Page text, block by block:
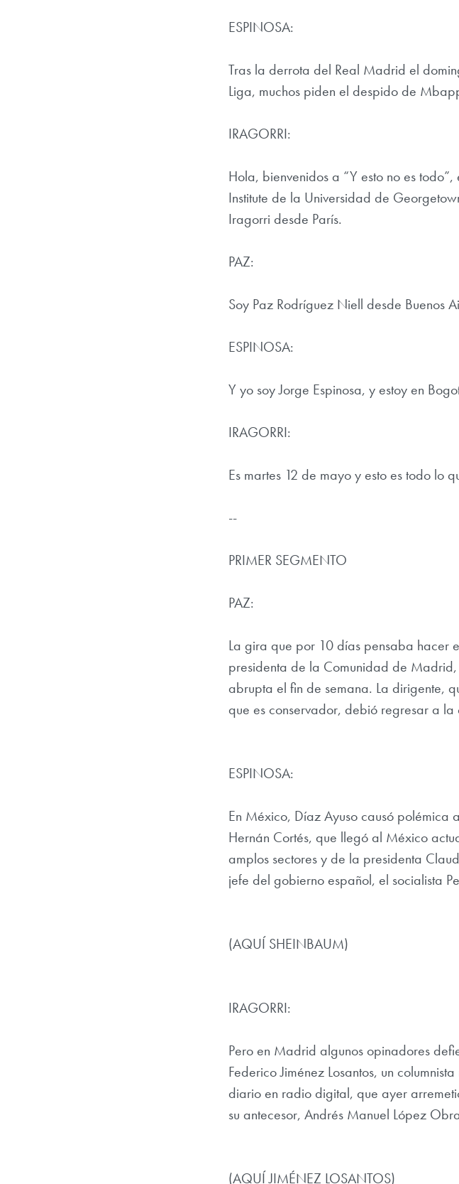
ESPINOSA:
Tras la derrota del Real Madrid el
Liga, muchos piden el despido de
IRAGORRI:
Hola, bienvenidos a “Y esto no es
Institute de la Universidad de
Iragorri desde París.
PAZ:
Soy Paz Rodríguez Niell desde Buenos
ESPINOSA:
Y yo soy Jorge Espinosa, y estoy en
IRAGORRI:
Es martes 12 de mayo y esto es todo lo
--
PRIMER SEGMENTO
PAZ:
La gira que por 10 días pensaba hacer
presidenta de la Comunidad de
abrupta el fin de semana. La dirigente,
que es conservador, debió regresar a
ESPINOSA:
En México, Díaz Ayuso causó polémica
Hernán Cortés, que llegó al México
amplos sectores y de la presidenta
jefe del gobierno español, el socialista
(AQUÍ SHEINBAUM)
IRAGORRI:
Pero en Madrid algunos opinadores
Federico Jiménez Losantos, un
diario en radio digital, que ayer
su antecesor, Andrés Manuel López
(AQUÍ JIMÉNEZ LOSANTOS)